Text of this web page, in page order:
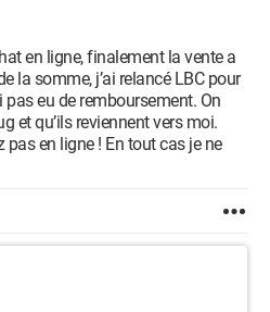
en ligne, finalement la vente a
la somme, j’ai relancé LBC pour
pas eu de remboursement. On
et qu’ils reviennent vers moi.
pas en ligne ! En tout cas je ne